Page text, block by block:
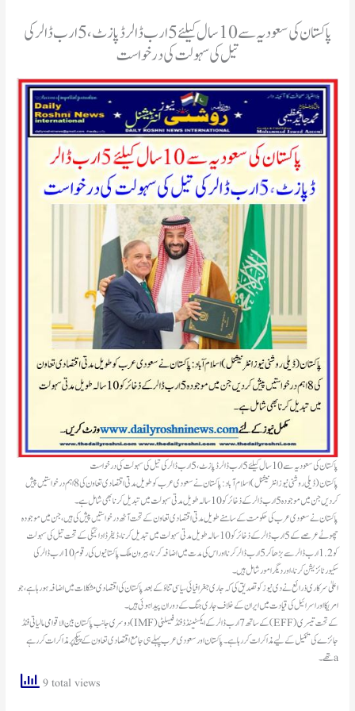
پاکستان کی سعودیہ سے 10 سال کیلئے 5 ارب ڈالر ڈپازٹ، 5 ارب ڈالر کی
تیل کی سہولت کی درخواست
پاکستان کی سعودیہ سے 10 سال کیلئے 5 ارب ڈالر ڈپازٹ، 5 ارب ڈالر کی تیل کی سہولت کی درخواست
پاکستان(ڈیلی روشنی نیوز انٹرنیشنل )اسلام آباد: پاکستان نے سعودی عرب کو طویل مدتی اقتصادی تعاون کی 8 اہم درخواستیں پیش
کردیں جن میں موجودہ 5ارب ڈالر کے ذخائر کو 10 سالہ طویل مدتی سہولت میں تبدیل کرنا بھی شامل ہے۔
پاکستان نے سعودی عرب کی حکومت کے سامنے طویل مدتی اقتصادی تعاون کے تحت آٹھ درخواستیں پیش کی ہیں، جن میں موجودہ
چھوٹے عرصے کے 5 ارب ڈالر کے ذخائر کو 10 سالہ طویل مدتی سہولت میں تبدیل کرنا، ڈیفرڈ ادائیگی کے تحت تیل کی سہولت
کو 1.2 ارب ڈالر سے بڑھا کر 5 ارب ڈالر کرنا اور اس کی مدت میں اضافہ کرنا، بیرون ملک پاکستانیوں کی رقوم 10 ارب ڈالر کی
سکیورٹائزیشن کرنا، اور دیگر امور شامل ہیں۔
امریکا اور اسرائیل کی قیادت میں ایران کے خلاف جاری جنگ کے دوران پیدا ہوئی ہیں۔
دوسری جانب پاکستان بین الاقوامی مالیاتی فنڈ (IMF) کے ساتھ 7 ارب ڈالر کے ایکسٹینڈڈ فنڈ فیسلٹی (EFF) کے تحت تیسری
جائزے کی تکمیل کے لیے مذاکرات کر رہا ہے۔ پاکستان اور سعودی عرب پہلے ہی جامع اقتصادی تعاون کے پیکج پر مذاکرات کر رہے
تھے۔a
9 total views